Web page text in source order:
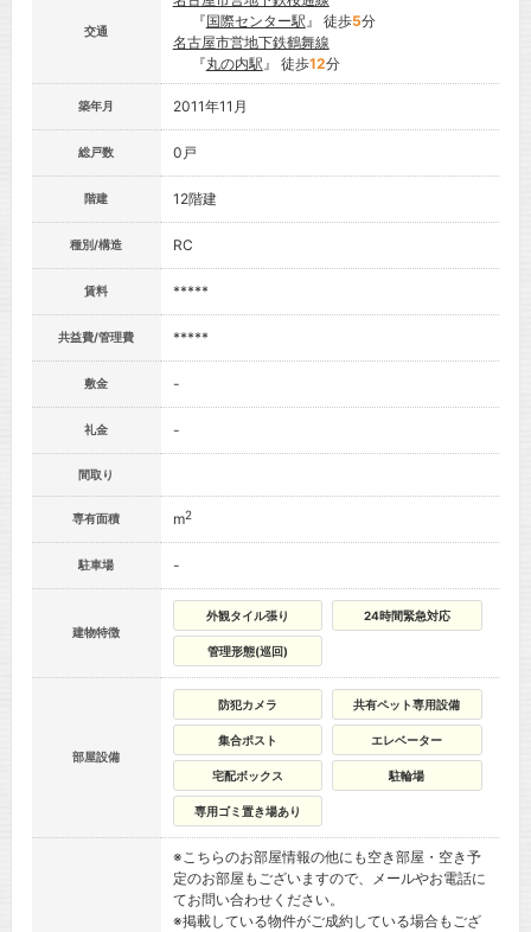
交通
『国際センター駅』 徒歩5分
名古屋市営地下鉄鶴舞線
『丸の内駅』 徒歩12分
築年月 2011年11月
総戸数 0戸
階建 12階建
種別/構造 RC
賃料 *****
共益費/管理費 *****
敷金 -
礼金 -
間取り
専有面積 m2
駐車場 -
建物特徴
外観タイル張り 24時間緊急対応
管理形態(巡回)
部屋設備
防犯カメラ 共有ペット専用設備
集合ポスト エレベーター
宅配ボックス 駐輪場
専用ゴミ置き場あり
※こちらのお部屋情報の他にも空き部屋・空き予
定のお部屋もございますので、メールやお電話に
てお問い合わせください。
※掲載している物件がご成約している場合もござ